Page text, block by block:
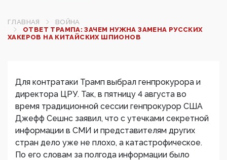
ГЛАВНАЯ
ВОЙНА
ОТВЕТ ТРАМПА: ЗАЧЕМ НУЖНА ЗАМЕНА РУССКИХ
ХАКЕРОВ НА КИТАЙСКИХ ШПИОНОВ
Для контратаки Трамп выбрал генпрокурора и
директора ЦРУ. Так, в пятницу 4 августа во
время традиционной сессии генпрокурор США
Джефф Сешнс заявил, что с утечками секретной
информации в СМИ и представителям других
стран дело уже не плохо, а катастрофическое.
По его словам за полгода информации было